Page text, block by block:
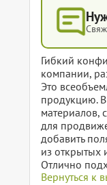
Гибкий
компании,
Это
продукцию.
материалов,
для
добавить
из открытых
Отлично
Вернуться к